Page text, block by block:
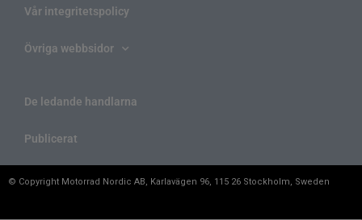
Vår integritetspolicy
Övriga webbsidor
De ledande handlarna
Publicerat
© Copyright Motorrad Nordic AB, Karlavägen 96, 115 26 Stockholm, Sweden